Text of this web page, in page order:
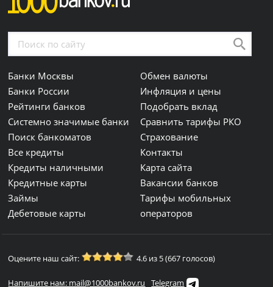
Банки Москвы
Банки России
Рейтинги банков
Системно значимые банки
Поиск банкоматов
Все кредиты
Кредиты наличными
Кредитные карты
Займы
Дебетовые карты
Обмен валюты
Инфляция и цены
Подобрать вклад
Сравнить тарифы РКО
Страхование
Контакты
Карта сайта
Вакансии банков
Тарифы мобильных
операторов
Оцените наш сайт: 4.6 из 5 (667 голосов)
Напишите нам: mail@1000bankov.ru Telegram